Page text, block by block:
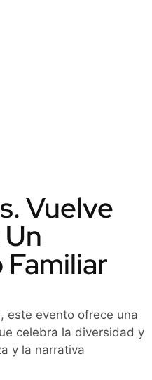
Vuelve
este evento ofrece una
celebra la diversidad y
y la narrativa